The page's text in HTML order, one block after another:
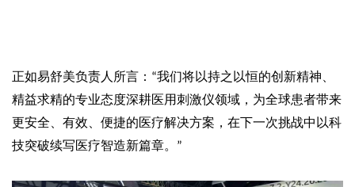
正如易舒美负责人所言： “我们将以持之以恒的创新精神、
精益求精的专业态度深耕医用刺激仪领域，为全球患者带来
更安全、有效、便捷的医疗解决方案，在下一次挑战中以科
技突破续写医疗智造新篇章。 ”